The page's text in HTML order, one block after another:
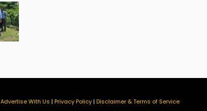
Advertise With Us | Privacy Policy| Disclaimer & Terms of Service